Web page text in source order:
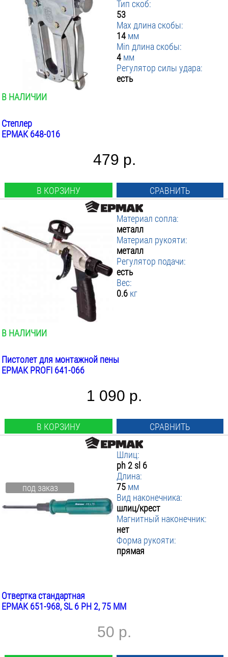
Ключи
разводные
Пистолеты
для монтажной пены
Степлеры и антистеплеры
Степлеры
Тип скоб:
53
Max длина скобы:
14 мм
Min длина скобы:
4 мм
Регулятор силы удара:
есть
В НАЛИЧИИ
Степлер
ЕРМАК 648-016
479 р.
В КОРЗИНУ СРАВНИТЬ
Материал сопла:
металл
Материал рукояти:
металл
Регулятор подачи:
есть
Вес:
0.6 кг
В НАЛИЧИИ
Пистолет для монтажной пены
ЕРМАК PROFI 641-066
1 090 р.
В КОРЗИНУ СРАВНИТЬ
под заказ
Шлиц:
ph 2 sl 6
Длина:
75 мм
Вид наконечника:
шлиц/крест
Магнитный наконечник:
нет
Форма рукояти:
прямая
Отвертка стандартная
ЕРМАК 651-968, SL 6 PH 2, 75 ММ
50 р.